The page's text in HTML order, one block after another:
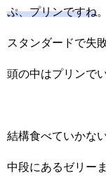
ぷ、プリンですね
スタンダードで失
頭の中はプリンで
結構食べていかな
中段にあるゼリー